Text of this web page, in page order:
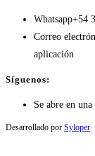
Whatsapp+54
Correo
aplicación
Síguenos:
Se abre en
Desarrollado por Syloper